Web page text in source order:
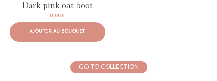
Dark pink oat boot
11,00 €
AJOUTER AU BOUQUET
GO TO COLLECTION